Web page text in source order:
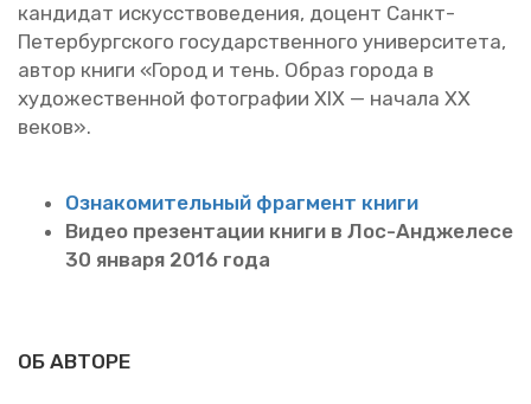
кан­ди­дат ис­кус­ство­ве­де­ния, до­цент Санкт-
Пе­тер­бург­ско­го го­су­дар­ствен­но­го уни­вер­си­те­та,
автор книги «Город и тень. Образ го­ро­да в
ху­до­же­ствен­ной фо­то­гра­фии XIX — на­ча­ла ХХ
веков».
Озна­ко­ми­тель­ный фраг­мент книги
Видео пре­зен­та­ции книги в Лос-Ан­дже­ле­се
30 ян­ва­ря 2016 года
ОБ АВТОРЕ